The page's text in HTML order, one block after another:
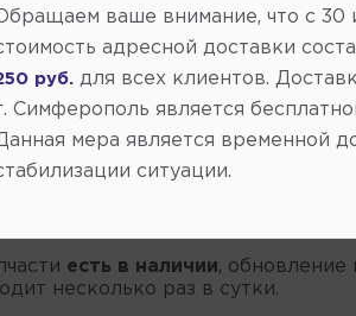
4 5 6 7 ... 29
есть в наличии, обновление
несколько раз в сутки.
ваше внимание, что c 30
адресной доставки
руб. для всех клиентов.
Симферополь является
мера является временной
ситуации.